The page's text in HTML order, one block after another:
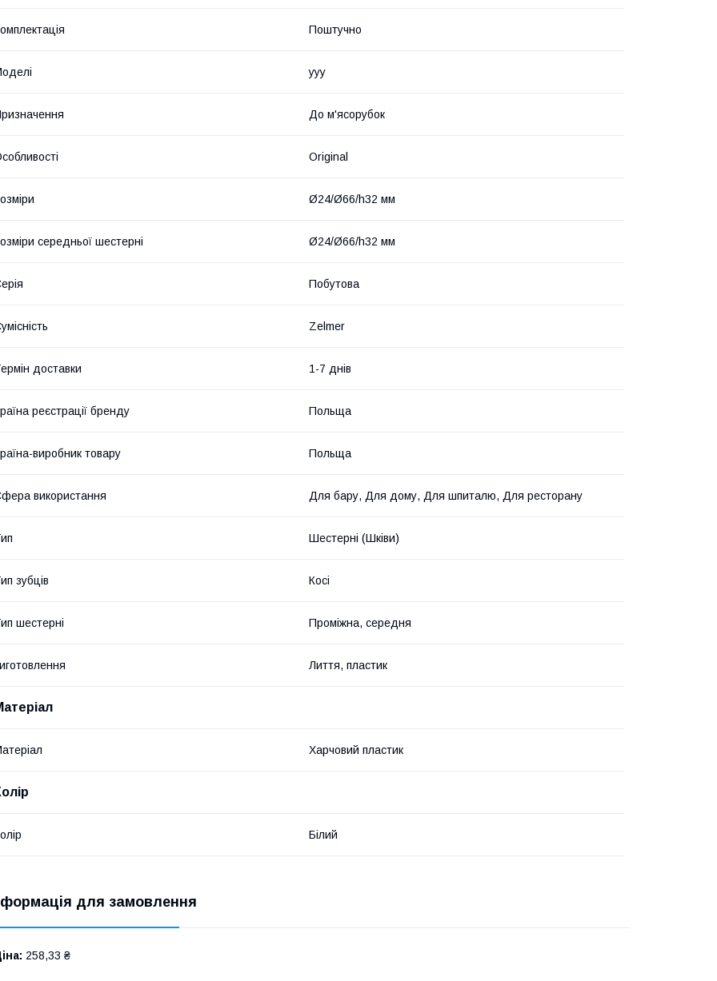
Поштучно
yyy
До м'ясорубок
Original
Ø24/Ø66/h32 мм
середньої шестерні Ø24/Ø66/h32 мм
Побутова
Zelmer
доставки 1-7 днів
реєстрації бренду Польща
виробник товару Польща
використання Для бару, Для дому, Для шпиталю, Для ресторану
Шестерні (Шківи)
зубців Косі
шестерні Проміжна, середня
Лиття, пластик
Харчовий пластик
Білий
для замовлення
258,33 ₴